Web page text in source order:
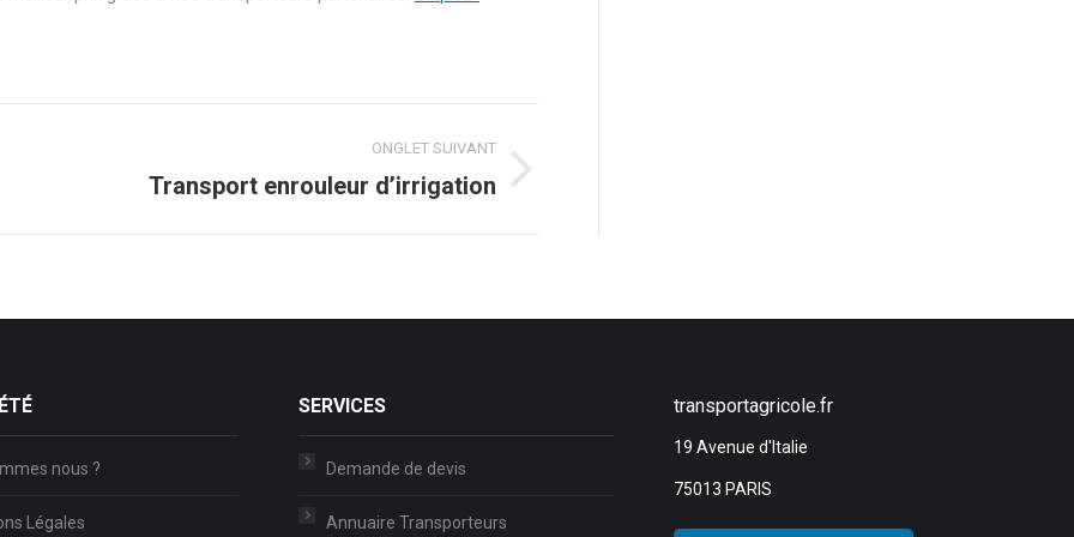
ONGLET SUIVANT
Transport enrouleur d’irrigation
nous ?
Légales
SERVICES
Demande de devis
Annuaire Transporteurs
transportagricole.fr
19 Avenue d'Italie
75013 PARIS